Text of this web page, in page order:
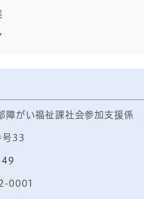
障がい福祉課社会参加支援係
33
0001